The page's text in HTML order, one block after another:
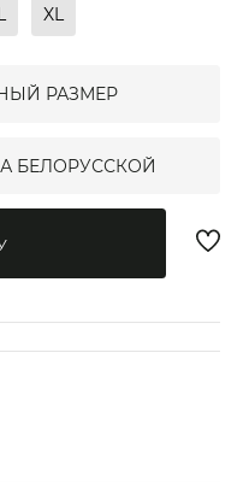
XL
РАЗМЕР
БЕЛОРУССКОЙ